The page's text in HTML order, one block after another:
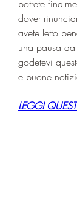
potrete
dover
avete letto
una pausa
godetevi
e buone
LEGGI